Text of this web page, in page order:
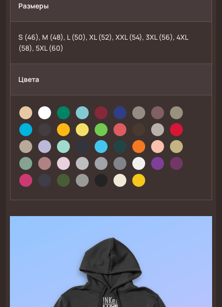
Размеры
S (46), M (48), L (50), XL (52), XXL (54), 3XL (56), 4XL
(58), 5XL (60)
Цвета